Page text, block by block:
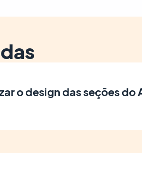
o design das seções do